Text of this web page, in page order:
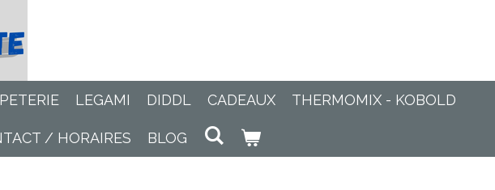
LEGAMI DIDDL CADEAUX THERMOMIX - KOBOLD
/ HORAIRES BLOG